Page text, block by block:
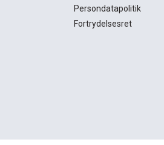
Persondatapolitik
Fortrydelsesret